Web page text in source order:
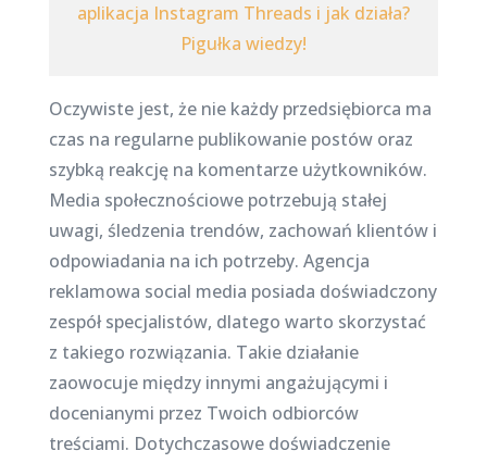
aplikacja Instagram Threads i jak działa?
Pigułka wiedzy!
Oczywiste jest, że nie każdy przedsiębiorca ma
czas na regularne publikowanie postów oraz
szybką reakcję na komentarze użytkowników.
Media społecznościowe potrzebują stałej
uwagi, śledzenia trendów, zachowań klientów i
odpowiadania na ich potrzeby. Agencja
reklamowa social media posiada doświadczony
zespół specjalistów, dlatego warto skorzystać
z takiego rozwiązania. Takie działanie
zaowocuje między innymi angażującymi i
docenianymi przez Twoich odbiorców
treściami. Dotychczasowe doświadczenie